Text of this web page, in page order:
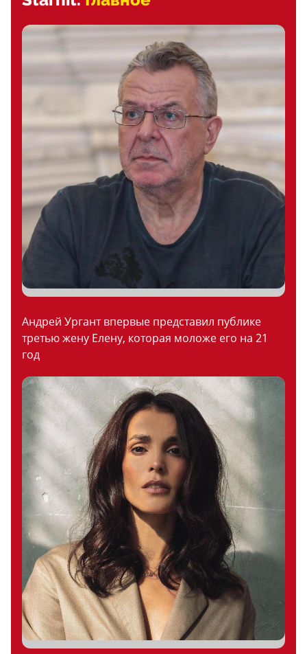
Андрей Ургант впервые представил публике
третью жену Елену, которая моложе его на 21
год